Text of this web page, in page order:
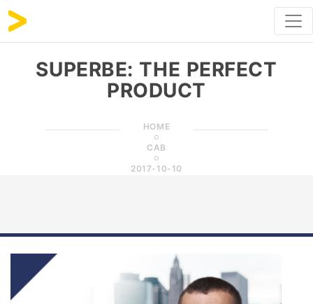
SUPERBE: THE PERFECT
PRODUCT
HOME
CAB
2017-10-10